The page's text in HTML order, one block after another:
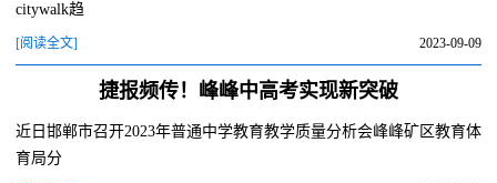
citywalk趋
[阅读全文] 2023-09-09
捷报频传！峰峰中高考实现新突破
近日邯郸市召开2023年普通中学教育教学质量分析会峰峰矿区教育体
育局分